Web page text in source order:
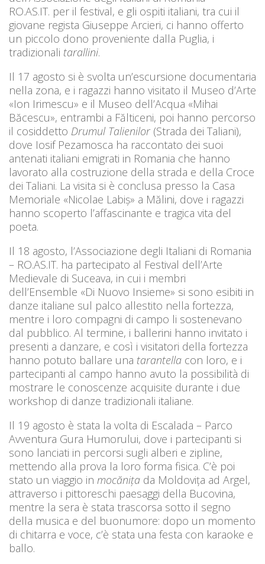
RO.AS.IT. per il festival, e gli ospiti italiani, tra cui il
giovane regista Giuseppe Arcieri, ci hanno offerto
un piccolo dono proveniente dalla Puglia, i
tradizionali tarallini.
Il 17 agosto si è svolta un’escursione documentaria
nella zona, e i ragazzi hanno visitato il Museo d’Arte
«Ion Irimescu» e il Museo dell’Acqua «Mihai
Băcescu», entrambi a Fălticeni, poi hanno percorso
il cosiddetto Drumul Talienilor(Strada dei Taliani),
dove Iosif Pezamosca ha raccontato dei suoi
antenati italiani emigrati in Romania che hanno
lavorato alla costruzione della strada e della Croce
dei Taliani. La visita si è conclusa presso la Casa
Memoriale «Nicolae Labiș» a Mălini, dove i ragazzi
hanno scoperto l’affascinante e tragica vita del
poeta.
Il 18 agosto, l’Associazione degli Italiani di Romania
– RO.AS.IT. ha partecipato al Festival dell’Arte
Medievale di Suceava, in cui i membri
dell’Ensemble «Di Nuovo Insieme» si sono esibiti in
danze italiane sul palco allestito nella fortezza,
mentre i loro compagni di campo li sostenevano
dal pubblico. Al termine, i ballerini hanno invitato i
presenti a danzare, e così i visitatori della fortezza
hanno potuto ballare una tarantella con loro, e i
partecipanti al campo hanno avuto la possibilità di
mostrare le conoscenze acquisite durante i due
workshop di danze tradizionali italiane.
Il 19 agosto è stata la volta di Escalada – Parco
Avventura Gura Humorului, dove i partecipanti si
sono lanciati in percorsi sugli alberi e zipline,
mettendo alla prova la loro forma fisica. C’è poi
stato un viaggio in mocănița da Moldovița ad Argel,
attraverso i pittoreschi paesaggi della Bucovina,
mentre la sera è stata trascorsa sotto il segno
della musica e del buonumore: dopo un momento
di chitarra e voce, c’è stata una festa con karaoke e
ballo.